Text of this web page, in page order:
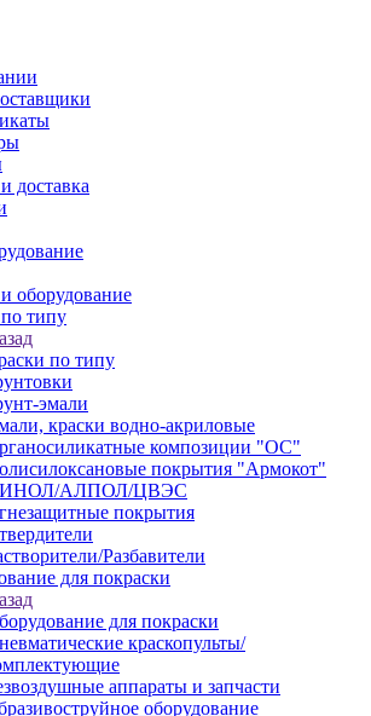
доставка
оборудование
типу
по типу
эмали
краски водно-акриловые
композиции "ОС"
покрытия "Армокот"
АЛПОЛ/ЦВЭС
покрытия
Разбавители
для покраски
для покраски
краскопульты/
аппараты и запчасти
оборудование